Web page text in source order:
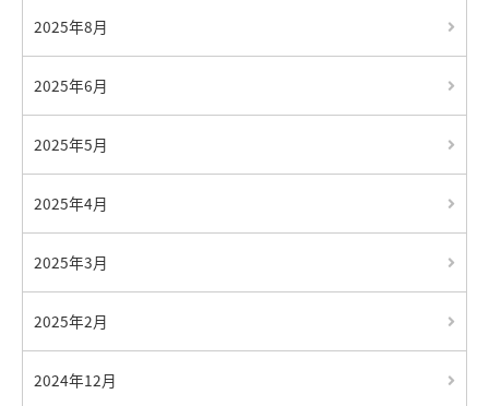
2025年8月
2025年6月
2025年5月
2025年4月
2025年3月
2025年2月
2024年12月